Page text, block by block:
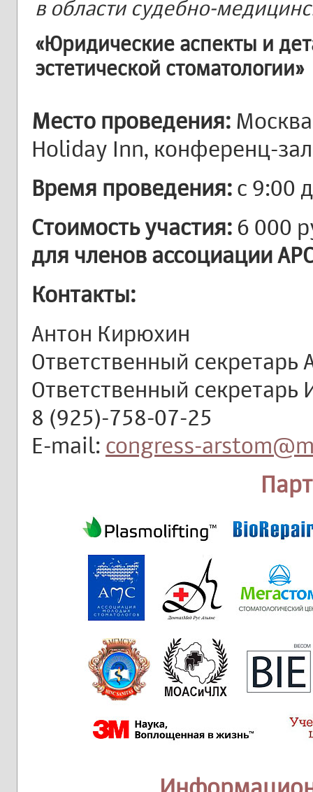
в области судебно-
«Юридические аспекты и
эстетической стоматологии»
Место проведения:
Holiday Inn, конференц-
Время проведения: с 9:00
Стоимость участия: 6 000
для членов ассоциации
Контакты:
Антон Кирюхин
Ответственный секретарь
Ответственный секретарь
8 (925)-758-07-25
E-mail: congress-